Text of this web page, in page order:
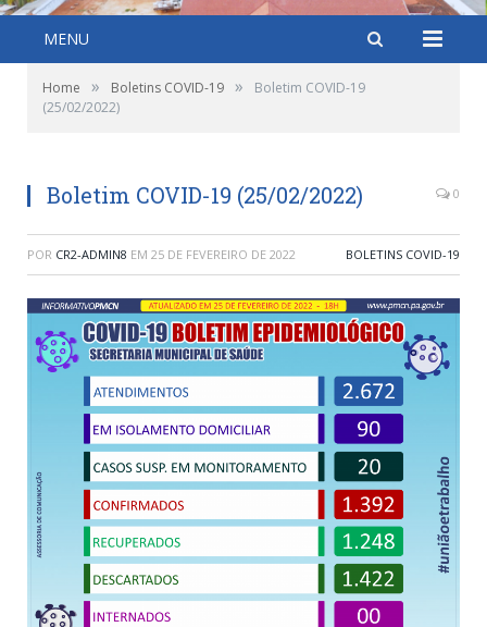
MENU
Home » Boletins COVID-19 »
Boletim COVID-19
(25/02/2022)
Boletim COVID-19 (25/02/2022) 0
POR CR2-ADMIN8 EM 25 DE FEVEREIRO DE 2022 BOLETINS COVID-19